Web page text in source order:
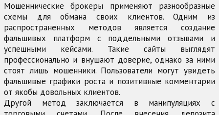
Мошеннические брокеры применяют разнообразные
схемы для обмана своих клиентов. Одним из
распространенных методов является создание
фальшивых платформ с поддельными отзывами и
успешными кейсами. Такие сайты выглядят
профессионально и внушают доверие, однако за ними
стоят лишь мошенники. Пользователи могут увидеть
фальшивые графики роста и позитивные комментарии
от якобы довольных клиентов.
Другой метод заключается в манипуляциях с